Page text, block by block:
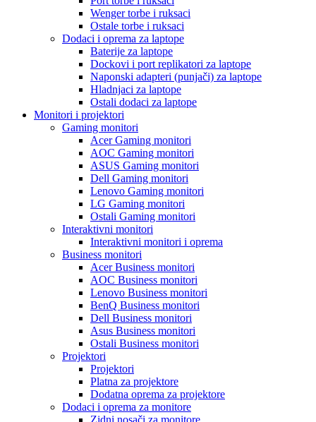
Wenger torbe i ruksaci
Ostale torbe i ruksaci
Dodaci i oprema za laptope
Baterije za laptope
Dockovi i port replikatori za laptope
Naponski adapteri (punjači) za laptope
Hladnjaci za laptope
Ostali dodaci za laptope
Monitori i projektori
Gaming monitori
Acer Gaming monitori
AOC Gaming monitori
ASUS Gaming monitori
Dell Gaming monitori
Lenovo Gaming monitori
LG Gaming monitori
Ostali Gaming monitori
Interaktivni monitori
Interaktivni monitori i oprema
Business monitori
Acer Business monitori
AOC Business monitori
Lenovo Business monitori
BenQ Business monitori
Dell Business monitori
Asus Business monitori
Ostali Business monitori
Projektori
Projektori
Platna za projektore
Dodatna oprema za projektore
Dodaci i oprema za monitore
Zidni nosači za monitore